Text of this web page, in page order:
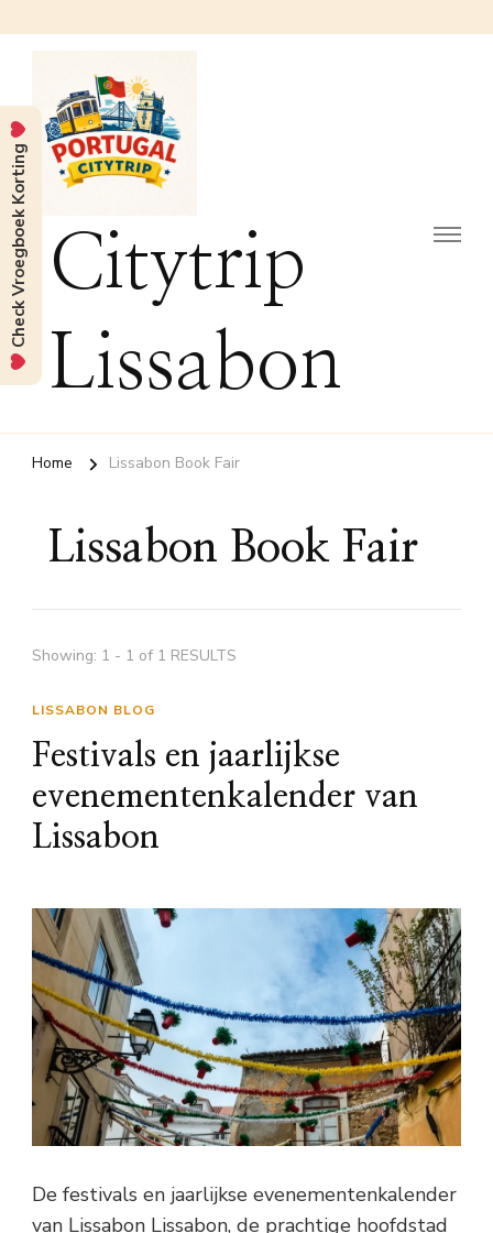
Citytrip
Lissabon
Home Lissabon Book Fair
Lissabon Book Fair
Showing: 1 - 1 of 1 RESULTS
LISSABON BLOG
Festivals en jaarlijkse
evenementenkalender van
Lissabon
De festivals en jaarlijkse evenementenkalender
van Lissabon Lissabon, de prachtige hoofdstad
Check Vroegboek Korting